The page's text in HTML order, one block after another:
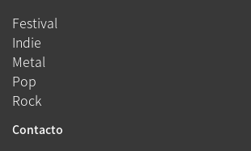
Festival
Indie
Metal
Pop
Rock
Contacto